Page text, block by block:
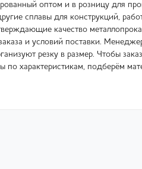
оптом и в розницу для
сплавы для конструкций,
качество
и условий поставки.
резку в размер. Чтобы
по характеристикам, подберём